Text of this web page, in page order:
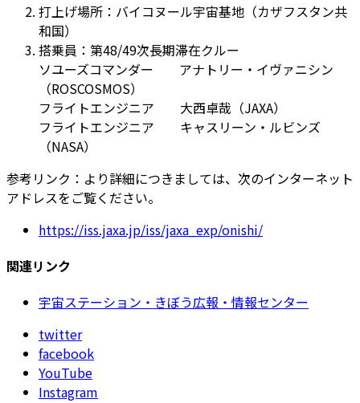
打上げ場所：バイコヌール宇宙基地（カザフスタン共
和国）
搭乗員：第48/49次長期滞在クルー
ソユーズコマンダー アナトリー・イヴァニシン
（ROSCOSMOS）
フライトエンジニア 大西卓哉（JAXA）
フライトエンジニア キャスリーン・ルビンズ
（NASA）
参考リンク：より詳細につきましては、次のインターネット
アドレスをご覧ください。
https://iss.jaxa.jp/iss/jaxa_exp/onishi/
関連リンク
宇宙ステーション・きぼう広報・情報センター
twitter
facebook
YouTube
Instagram